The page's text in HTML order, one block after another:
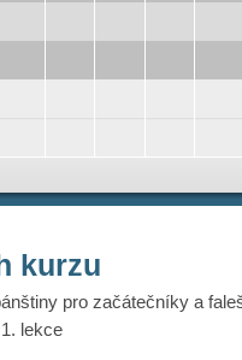
kurzu
pro začátečníky a
lekce